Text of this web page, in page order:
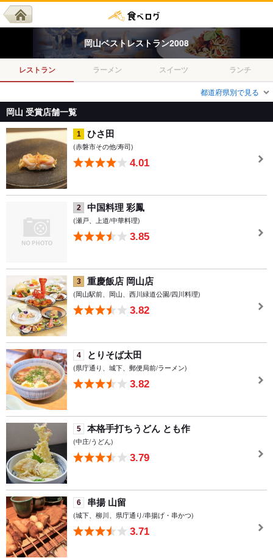
岡山ベスト レストラン2008
レストラン ラーメン スイーツ ランチ
都道府県別で見る
岡山 受賞店舗一覧
1 ひさ田
(赤磐市その他/寿司)
4.01
2 中国料理 彩鳳
(瀬戸、上道/中華料理)
3.85
3 重慶飯店 岡山店
(岡山駅前、岡山、西川緑道公園/四川料理)
3.82
4 とりそば太田
(県庁通り、城下、郵便局前/ラーメン)
3.82
5 本格手打ちうどん とも作
(中庄/うどん)
3.79
6 串揚 山留
(城下、柳川、県庁通り/串揚げ・串かつ)
3.71